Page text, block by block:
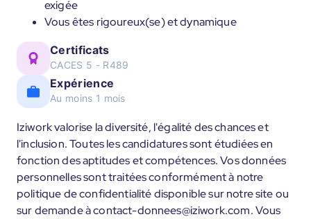
exigée
Vous êtes rigoureux(se) et dynamique
Certificats
CACES 5 - R489
Expérience
Au moins 1 mois
Iziwork valorise la diversité, l'égalité des chances et
l'inclusion. Toutes les candidatures sont étudiées en
fonction des aptitudes et compétences. Vos données
personnelles sont traitées conformément à notre
politique de confidentialité disponible sur notre site ou
sur demande à contact-donnees@iziwork.com. Vous